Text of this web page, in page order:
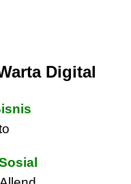
Digital